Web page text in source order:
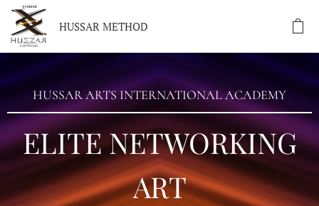
HUSSAR METHOD
HUSSAR ARTS INTERNATIONAL ACADEMY
ELITE NETWORKING
ART